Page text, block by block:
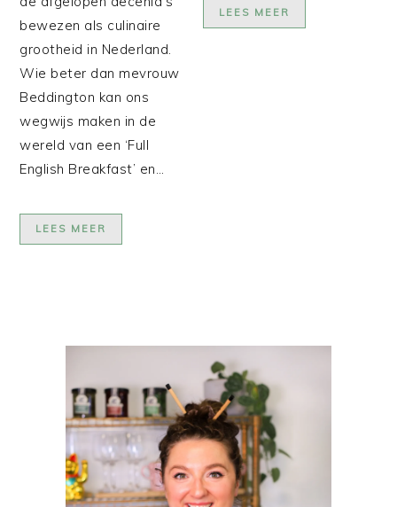
bewezen als culinaire
grootheid in Nederland.
Wie beter dan mevrouw
Beddington kan ons
wegwijs maken in de
wereld van een ‘Full
English Breakfast’ en…
LEES MEER
LEES MEER